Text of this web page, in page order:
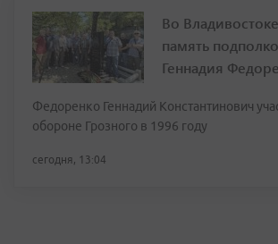
Во
память
Геннадия
Федоренко Геннадий Константинович
обороне Грозного в 1996 году
сегодня, 13:04